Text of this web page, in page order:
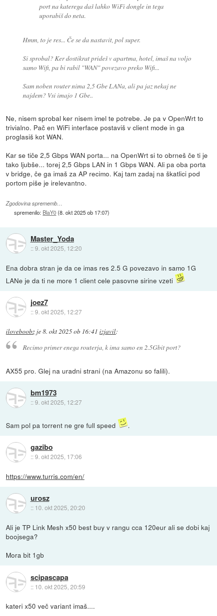
port na katerega daš lahko WiFi dongle in tega
uporabiš do neta.
Hmm, to je res... Če se da nastavit, pol super.
Si sprobal? Ker dostikrat prideš v apartma, hotel, imaš na voljo
samo Wifi, pa bi rabil "WAN" povezavo preko Wifi...
Sam noben router nima 2,5 Gbe LANa, ali pa jaz nekaj ne
najdem? Vsi imajo 1 Gbe..
Ne, nisem sprobal ker nisem imel te potrebe. Je pa v OpenWrt to
trivialno. Pač en WiFi interface postaviš v client mode in ga
proglasiš kot WAN.
Kar se tiče 2,5 Gbps WAN porta... na OpenWrt si to obrneš če ti je
tako ljubše... torej 2,5 Gbps LAN in 1 Gbps WAN. Ali pa oba porta
v bridge, če ga imaš za AP recimo. Kaj tam zadaj na škatlici pod
portom piše je irelevantno.
Zgodovina sprememb…
spremenilo: BlaY0(8. okt 2025 ob 17:07)
Master_Yoda
::9. okt 2025, 12:20
Ena dobra stran je da ce imas res 2.5 G povezavo in samo 1G
LANe je da ti ne more 1 client cele pasovne sirine vzeti
joez7
::9. okt 2025, 12:27
iloveboobz je8. okt 2025 ob 16:41 izjavil:
Recimo primer enega routerja, k ima samo en 2.5Gbit port?
AX55 pro. Glej na uradni strani (na Amazonu so falili).
bm1973
::9. okt 2025, 12:27
Sam pol pa torrent ne gre full speed .
gazibo
::9. okt 2025, 17:06
https://www.turris.com/en/
urosz
:: 10. okt 2025, 20:20
Ali je TP Link Mesh x50 best buy v rangu cca 120eur ali se dobi kaj
boojsega?
Mora bit 1gb
scipascapa
:: 10. okt 2025, 20:59
kateri x50 več variant imaš....